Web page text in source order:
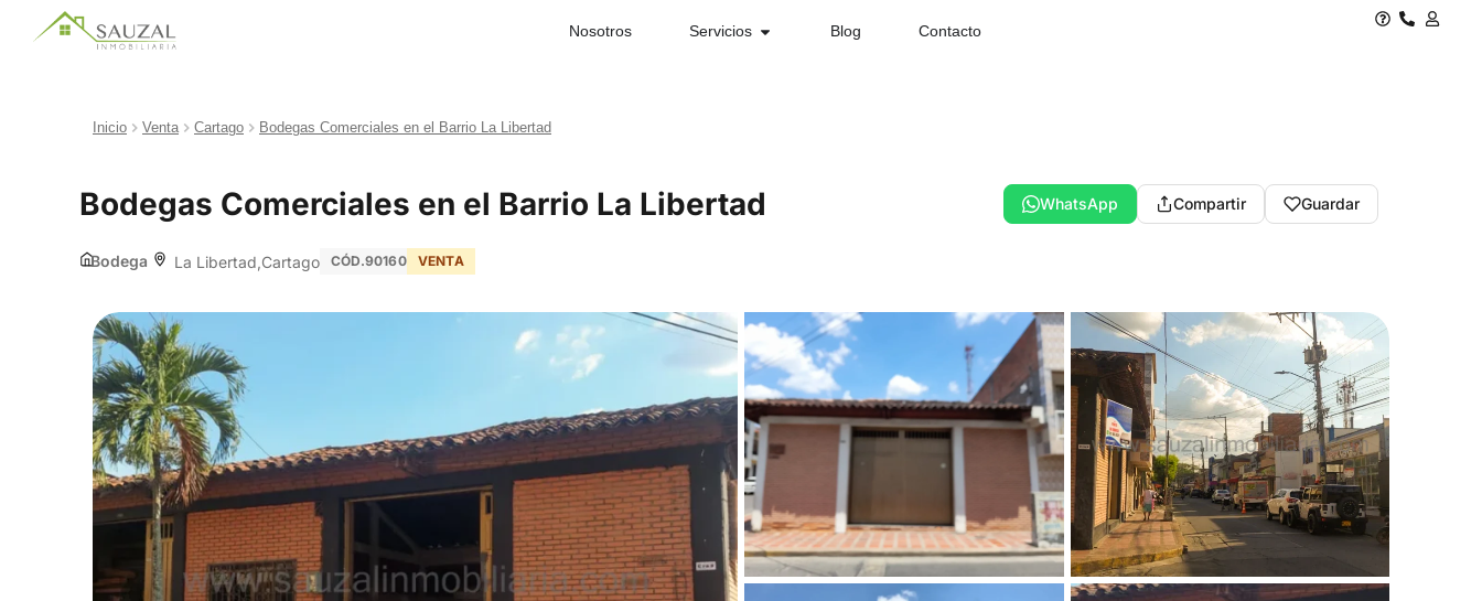
Nosotros Servicios Blog Contacto
Inicio Venta Cartago Bodegas Comerciales en el Barrio La Libertad
Bodegas Comerciales en el Barrio La Libertad WhatsApp Compartir Guardar
Bodega La Libertad Cartago CÓD.90160 VENTA